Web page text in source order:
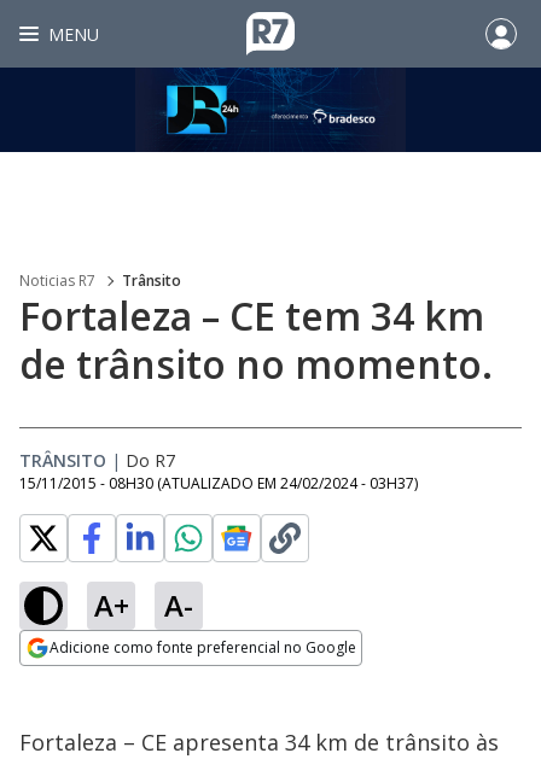
MENU
Noticias R7 Trânsito
Fortaleza – CE tem 34 km
de trânsito no momento.
TRÂNSITO | Do R7
15/11/2015 - 08H30 (ATUALIZADO EM 24/02/2024 - 03H37)
A+ A-
Adicione como fonte preferencial no Google
Fortaleza – CE apresenta 34 km de trânsito às